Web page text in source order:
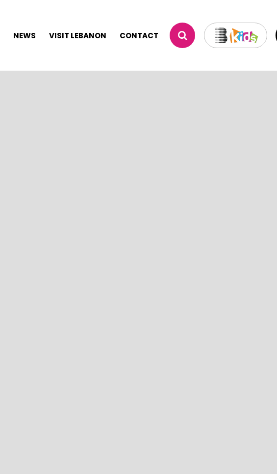
NEWS VISIT LEBANON CONTACT